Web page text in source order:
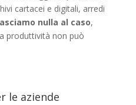
cartacei e digitali, arredi
nulla al caso,
produttività non può
le aziende